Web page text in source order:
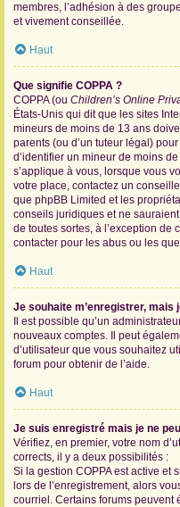
membres, l’adhésion à des
et vivement conseillée.
Haut
Que signifie COPPA ?
COPPA (ou Children’s Online
États-Unis qui dit que les sites
mineurs de moins de 13 ans
parents (ou d’un tuteur légal)
d’identifier un mineur de moins
s’applique à vous, lorsque vous
votre place, contactez un
que phpBB Limited et les
conseils juridiques et ne
de toutes sortes, à l’exception de
contacter pour les abus ou les
Haut
Je souhaite m’enregistrer, mais
Il est possible qu’un
nouveaux comptes. Il peut
d’utilisateur que vous souhaitez
forum pour obtenir de l’aide.
Haut
Je suis enregistré mais je ne
Vérifiez, en premier, votre nom
corrects, il y a deux possibilités :
Si la gestion COPPA est active et
lors de l’enregistrement, alors
courriel. Certains forums peuvent